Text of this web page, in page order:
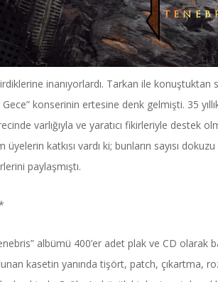
inanıyorlardı. Tarkan ile konuştuktan
Gece” konserinin ertesine denk gelmişti. 35
varlığıyla ve yaratıcı fikirleriyle destek
üyelerin katkısı vardı ki; bunların sayısı
paylaşmıştı.
albümü 400’er adet plak ve CD olarak
kasetin yanında tişört, patch, çıkartma,